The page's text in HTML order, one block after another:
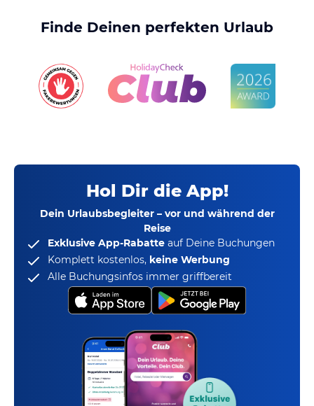
Finde Deinen perfekten Urlaub
Hol Dir die App!
Dein Urlaubsbegleiter – vor und während der
Reise
Exklusive App-Rabatte auf Deine Buchungen
Komplett kostenlos, keine Werbung
Alle Buchungsinfos immer griffbereit